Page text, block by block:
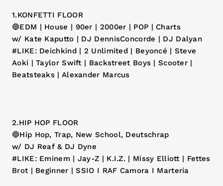
1.KONFETTI FLOOR
🔵EDM | House | 90er | 2000er | POP | Charts
w/ Kate Kaputto | DJ DennisConcorde | DJ Dalyan
#LIKE: Deichkind | 2 Unlimited | Beyoncé | Steve
Aoki | Taylor Swift | Backstreet Boys | Scooter |
Beatsteaks | Alexander Marcus
2.HIP HOP FLOOR
🔵Hip Hop, Trap, New School, Deutschrap
w/ DJ Reaf & DJ Dyne
#LIKE: Eminem | Jay-Z | K.I.Z. | Missy Elliott | Fettes
Brot | Beginner | SSIO I RAF Camora I Marteria